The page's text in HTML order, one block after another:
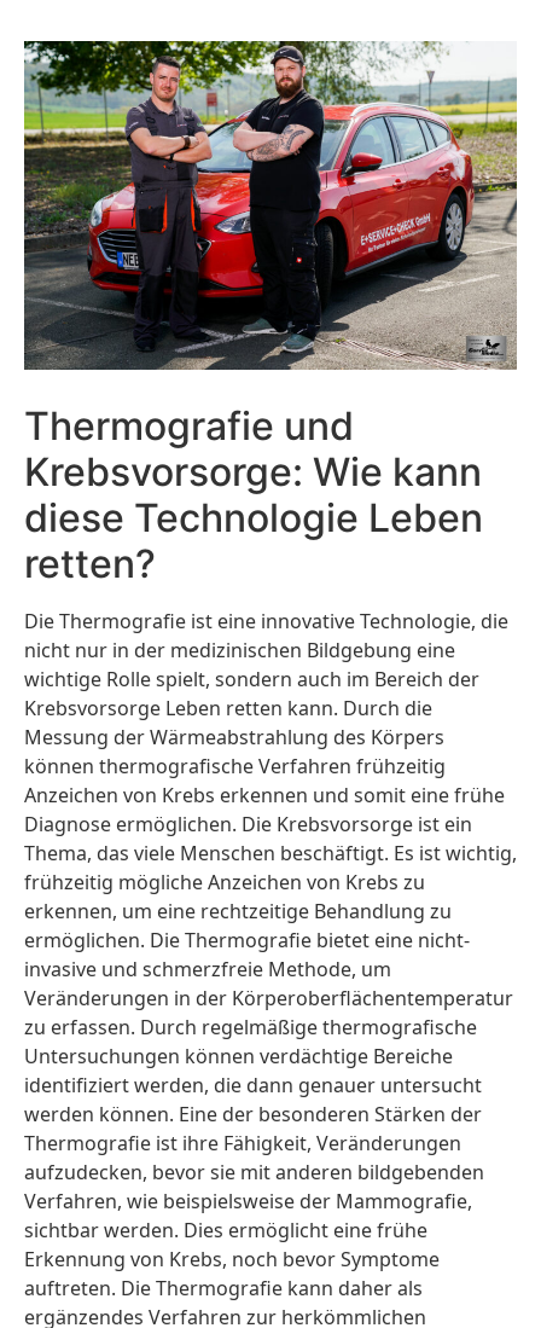
Thermografie und
Krebsvorsorge: Wie kann
diese Technologie Leben
retten?
Die Thermografie ist eine innovative Technologie, die
nicht nur in der medizinischen Bildgebung eine
wichtige Rolle spielt, sondern auch im Bereich der
Krebsvorsorge Leben retten kann. Durch die
Messung der Wärmeabstrahlung des Körpers
können thermografische Verfahren frühzeitig
Anzeichen von Krebs erkennen und somit eine frühe
Diagnose ermöglichen. Die Krebsvorsorge ist ein
Thema, das viele Menschen beschäftigt. Es ist wichtig,
frühzeitig mögliche Anzeichen von Krebs zu
erkennen, um eine rechtzeitige Behandlung zu
ermöglichen. Die Thermografie bietet eine nicht-
invasive und schmerzfreie Methode, um
Veränderungen in der Körperoberflächentemperatur
zu erfassen. Durch regelmäßige thermografische
Untersuchungen können verdächtige Bereiche
identifiziert werden, die dann genauer untersucht
werden können. Eine der besonderen Stärken der
Thermografie ist ihre Fähigkeit, Veränderungen
aufzudecken, bevor sie mit anderen bildgebenden
Verfahren, wie beispielsweise der Mammografie,
sichtbar werden. Dies ermöglicht eine frühe
Erkennung von Krebs, noch bevor Symptome
auftreten. Die Thermografie kann daher als
ergänzendes Verfahren zur herkömmlichen